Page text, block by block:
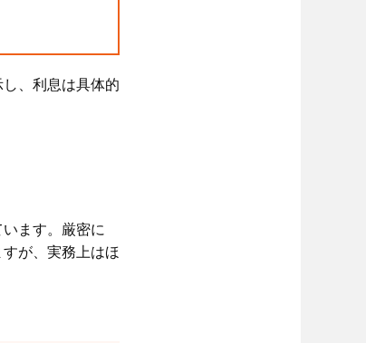
、利息は具体的
ます。厳密に
が、実務上はほ